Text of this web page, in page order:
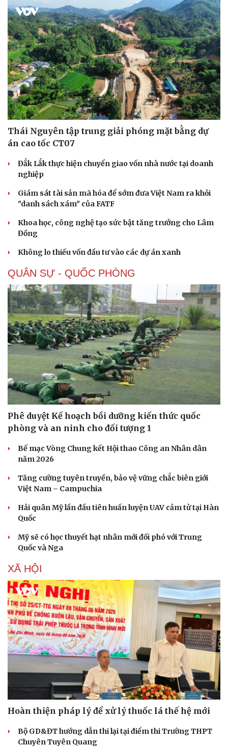
Sức khỏe
Cây thuốc
Sản phụ khoa
Nam khoa
Làm đẹp - giảm cân
Phòng mạch online
Ăn sạch sống khỏe
Blog
Tình yêu - Gia đình
Thái Nguyên tập trung giải phóng mặt bằng dự
án cao tốc CT07
Đắk Lắk thực hiện chuyển giao vốn nhà nước tại doanh
nghiệp
Giám sát tài sản mã hóa để sớm đưa Việt Nam ra khỏi
"danh sách xám" của FATF
Khoa học, công nghệ tạo sức bật tăng trưởng cho Lâm
Đồng
Không lo thiếu vốn đầu tư vào các dự án xanh
QUÂN SỰ - QUỐC PHÒNG
Phê duyệt Kế hoạch bồi dưỡng kiến thức quốc
phòng và an ninh cho đối tượng 1
Bế mạc Vòng Chung kết Hội thao Công an Nhân dân
năm 2026
Tăng cường tuyên truyền, bảo vệ vững chắc biên giới
Việt Nam – Campuchia
Hải quân Mỹ lần đầu tiên huấn luyện UAV cảm tử tại Hàn
Quốc
Mỹ sẽ có học thuyết hạt nhân mới đối phó với Trung
Quốc và Nga
XÃ HỘI
Hoàn thiện pháp lý để xử lý thuốc lá thế hệ mới
Bộ GD&ĐT hướng dẫn thi lại tại điểm thi Trường THPT
Chuyên Tuyên Quang